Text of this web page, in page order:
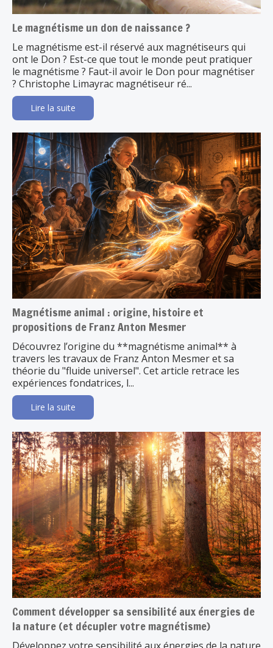
Le magnétisme un don de naissance ?
Le magnétisme est-il réservé aux magnétiseurs qui
ont le Don ? Est-ce que tout le monde peut pratiquer
le magnétisme ? Faut-il avoir le Don pour magnétiser
? Christophe Limayrac magnétiseur ré...
Lire la suite
Magnétisme animal : origine, histoire et
propositions de Franz Anton Mesmer
Découvrez l’origine du **magnétisme animal** à
travers les travaux de Franz Anton Mesmer et sa
théorie du "fluide universel". Cet article retrace les
expériences fondatrices, l...
Lire la suite
Comment développer sa sensibilité aux énergies de
la nature (et décupler votre magnétisme)